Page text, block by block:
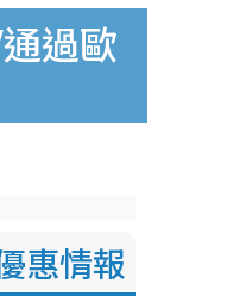
過歐
惠情報